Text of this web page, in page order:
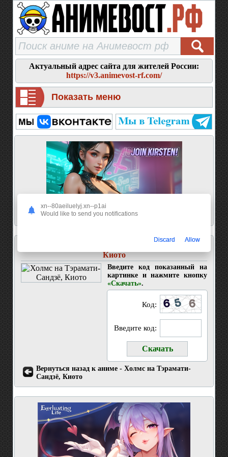
Актуальный адрес сайта для жителей России:
https://v3.animevost-rf.com/
Показать меню
Киото
Введите код показанный на
картинке и нажмите кнопку
«Скачать».
Код:
Введите код:
Вернуться назад к аниме - Холмс на Тэрамати-
Сандзё, Киото
xn--80aeiluelyj.xn--p1ai
Would like to send you notifications
Discard Allow